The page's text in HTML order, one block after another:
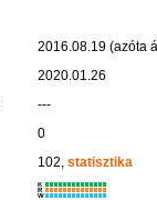
2016.08.19 (azóta
2020.01.26
---
0
102, statisztika
K
R
W